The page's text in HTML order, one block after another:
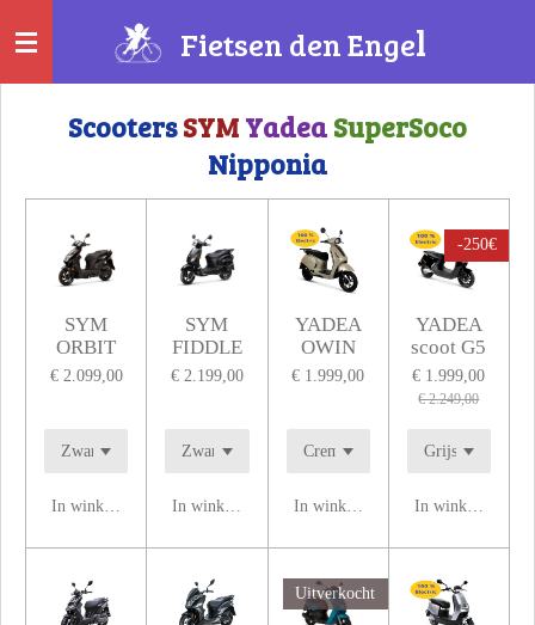
direct
naar
Fietsen den Engel
ScootersSYMYadeaSuperSoco
Nipponia
SYM
ORBIT
€ 2.099,00
In winkelwagen
SYM
FIDDLE
€ 2.199,00
In winkelwagen
YADEA
OWIN
€ 1.999,00
In winkelwagen
-250€
YADEA
scoot G5
€ 1.999,00
€ 2.249,00
In winkelwagen
Uitverkocht